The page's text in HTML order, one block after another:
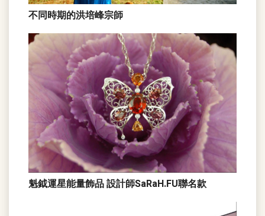
不同時期的洪培峰宗師
魁鉞運星能量飾品 設計師SaRaH.FU聯名款